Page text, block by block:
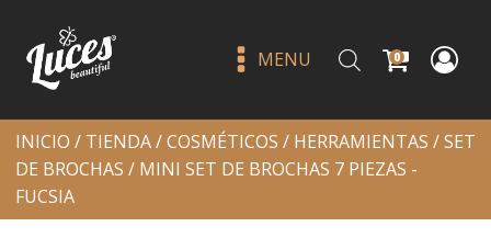
MENU 0
INICIO / TIENDA/COSMÉTICOS / HERRAMIENTAS /SET
DE BROCHAS / MINI SET DE BROCHAS 7 PIEZAS -
FUCSIA